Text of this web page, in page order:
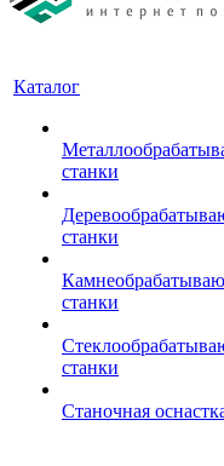
Каталог
станки
станки
станки
станки
Станочная